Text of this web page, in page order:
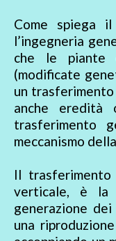
Come spiega
l’ingegneria
che le piante
(modificate
un
anche eredità
trasferimento
meccanismo
Il
verticale, è la
generazione
una